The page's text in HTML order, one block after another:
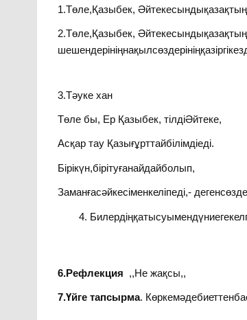
1.Төле,Қазыбек,
2.Төле,Қазыбек,
3.Тәуке хан
Төле бы, Ер Қазыбек, тілдіӘйтеке,
Асқар тау Қазығұрттайбілімдіеді.
Бірікүн,бірітуғанайдайболып,
Заманғасәйкесіменкеліпеді,-
6.Рефлекция ,,Не жақсы,,
7.Үйге тапсырма.